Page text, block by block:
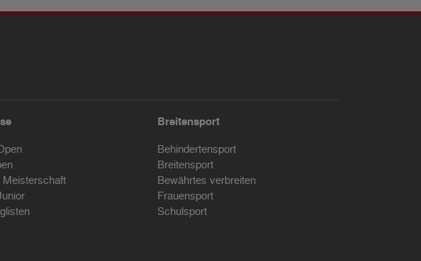
Meisterschaft
Breitensport
Behindertensport
Breitensport
Bewährtes verbreiten
Frauensport
Schulsport